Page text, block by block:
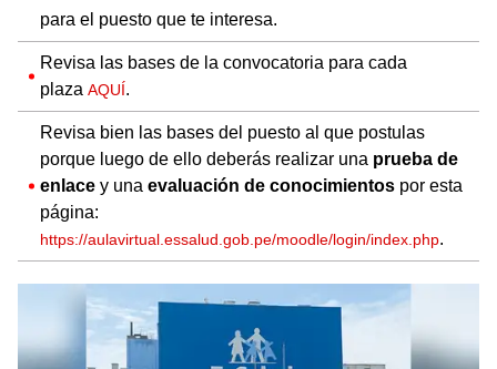
para el puesto que te interesa.
Revisa las bases de la convocatoria para cada
plaza AQUÍ.
Revisa bien las bases del puesto al que postulas
porque luego de ello deberás realizar una prueba de
enlace y una evaluación de conocimientos por esta
página:
https://aulavirtual.essalud.gob.pe/moodle/login/index.php.